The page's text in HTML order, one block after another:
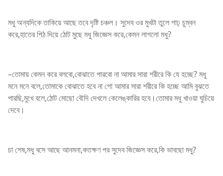
মধু অন্যদিকে তাকিয়ে আছে তবে দৃষ্টি চঞ্চল। সুদেব ওর মুখটা তুলে গাঢ় চুম্বন
করে,হাতের পিঠ দিয়ে ঠোট মুছে মধু জিজ্ঞেস করে,কেমন লাগলো মধু?
–তোমায় কেমন করে বলবো,বোঝাতে পারবো না আমার সারা শরীরে কি যে হচ্ছে? মধু
মনে মনে বলে,তোমাকে বোঝাতে হবে না গো আমার সারা শরীরে কি হচ্ছে আমি বুঝতে
পারছি,মুখে বলে,ঠোট মোছো বৌদি দেখলে কেলেঙ্কারির হবে।তোমার মধু খাওয়া ঘুচিয়ে
দেবে।
চা শেষ,মধু বসে আছে আনমনা,কতক্ষণ পর সুদেব জিজ্ঞেস করে,কি ভাবছো মধু?